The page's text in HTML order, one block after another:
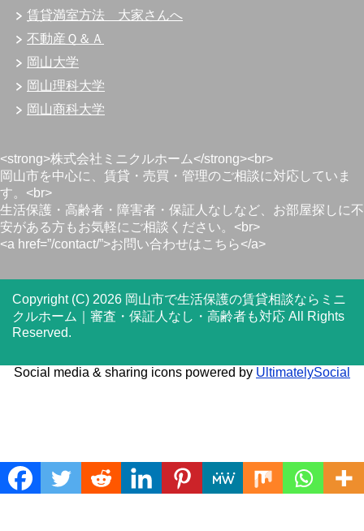
賃貸満室方法 大家さんへ
不動産Ｑ＆Ａ
岡山大学
岡山理科大学
岡山商科大学
<strong>株式会社ミニクルホーム</strong><br>
岡山市を中心に、賃貸・売買・管理のご相談に対応していま
す。<br>
生活保護・高齢者・障害者・保証人なしなど、お部屋探しに不
安がある方もお気軽にご相談ください。<br>
<a href=”/contact/”>お問い合わせはこちら</a>
Copyright (C) 2026 岡山市で生活保護の賃貸相談ならミニ
クルホーム｜審査・保証人なし・高齢者も対応 All Rights
Reserved.
Translate »
Social media & sharing icons powered by UltimatelySocial